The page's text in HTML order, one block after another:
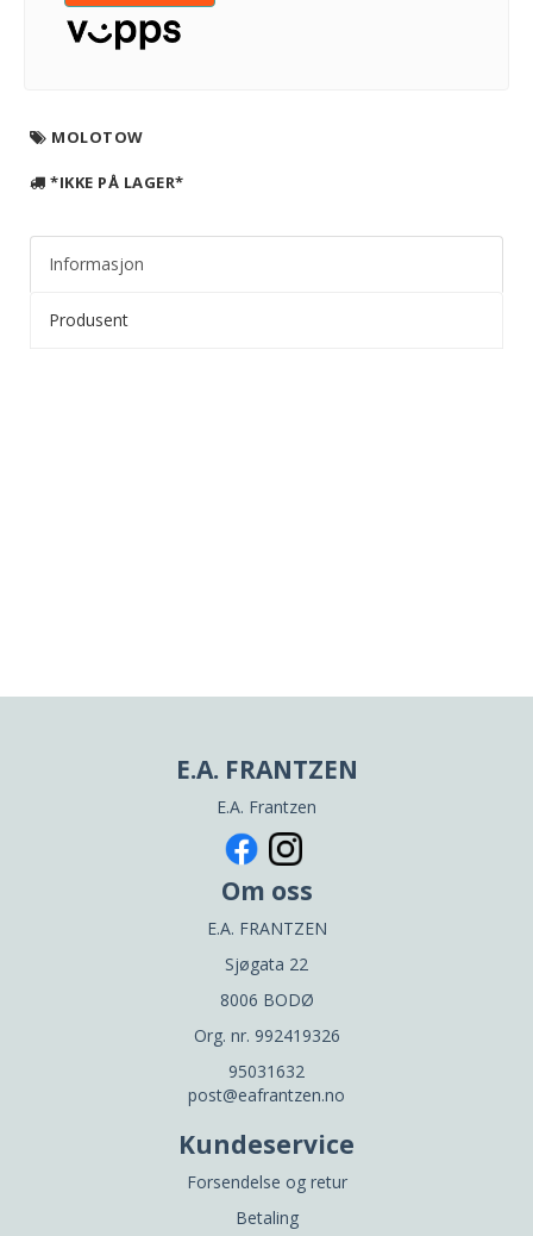
MOLOTOW
*IKKE PÅ LAGER*
Informasjon
Produsent
E.A. FRANTZEN
E.A. Frantzen
Om oss
E.A. FRANTZEN
Sjøgata 22
8006 BODØ
Org. nr. 992419326
95031632
post@eafrantzen.no
Kundeservice
Forsendelse og retur
Betaling